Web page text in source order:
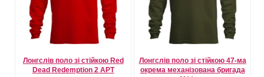
Лонгслів поло зі стійкою Red
Dead Redemption 2 АРТ
Лонгслів поло зі стійкою 47-ма
окрема механізована бригада